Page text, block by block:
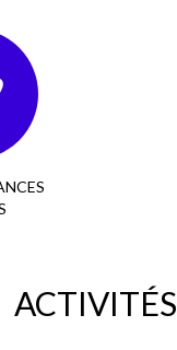
ACTIVITÉS